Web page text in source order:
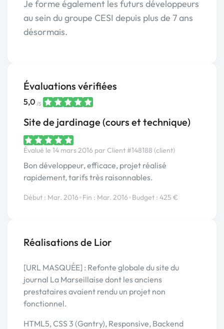
Je forme également les futurs développeurs
au sein du groupe CESI depuis plus de 7 ans
désormais.
Évaluations vérifiées
5,0 /5
Site de jardinage (cours et technique)
Évalué le 14 mars 2016 par Client #148188 (client)
Bon développeur, efficace, projet réalisé
rapidement, tarifs très raisonnables.
Début : Mar. 2016•Fin : Mar. 2016•Budget : 425 €
Réalisations de Lior
[URL MASQUÉE] : Refonte globale du site du
journal La Marseillaise dont les anciens
prestataires avaient rendu un projet non
fonctionnel.
HTML5, CSS 3 (Gantry), Responsive, Backend